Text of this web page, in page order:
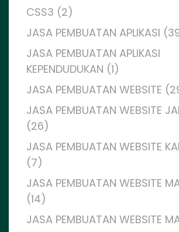
CSS3 (2)
JASA PEMBUATAN APLIKASI
JASA PEMBUATAN APLIKASI
KEPENDUDUKAN (1)
JASA PEMBUATAN WEBSITE
JASA PEMBUATAN WEBSITE
(26)
JASA PEMBUATAN WEBSITE
(7)
JASA PEMBUATAN WEBSITE
(14)
JASA PEMBUATAN WEBSITE